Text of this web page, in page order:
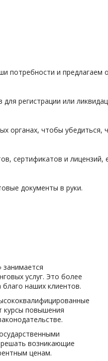
потребности и предлагаем
регистрации или
органах, чтобы убедиться,
сертификатов и лицензий,
документы в руки.
услуг. Это более
наших клиентов.
курсы повышения
возникающие
ценам.